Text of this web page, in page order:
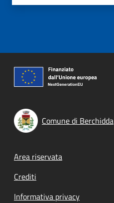
Comune di Berchidda
Footer menu
Area riservata
Crediti
Informativa privacy